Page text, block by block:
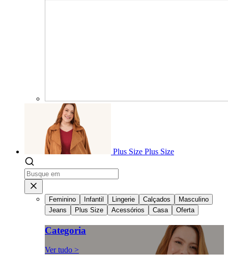
Plus Size Plus Size
Feminino Infantil Lingerie Calçados
Masculino
Jeans
Plus Size Acessórios Casa Oferta
Categoria
Ver tudo >